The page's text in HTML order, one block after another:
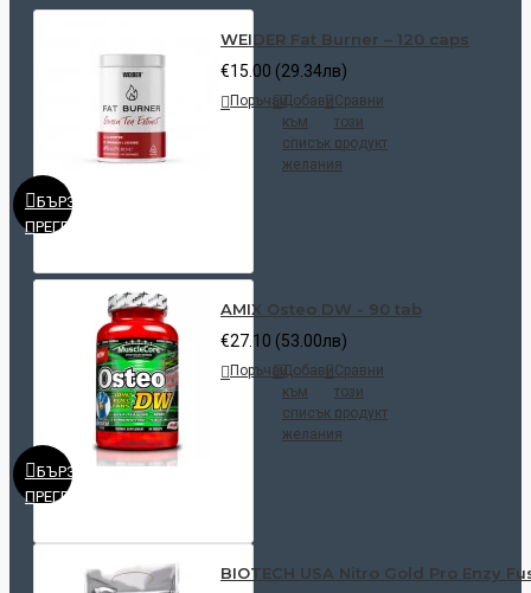
БЪРЗ
ПРЕГЛЕД
WEIDER Fat Burner – 120 caps
€15.00 (29.34лв)
ПоръчайДобави
към
списък с
желания
Сравни
този
продукт
БЪРЗ
ПРЕГЛЕД
AMIX Osteo DW - 90 tab
€27.10 (53.00лв)
ПоръчайДобави
към
списък с
желания
Сравни
този
продукт
BIOTECH USA Nitro Gold Pro Enzy